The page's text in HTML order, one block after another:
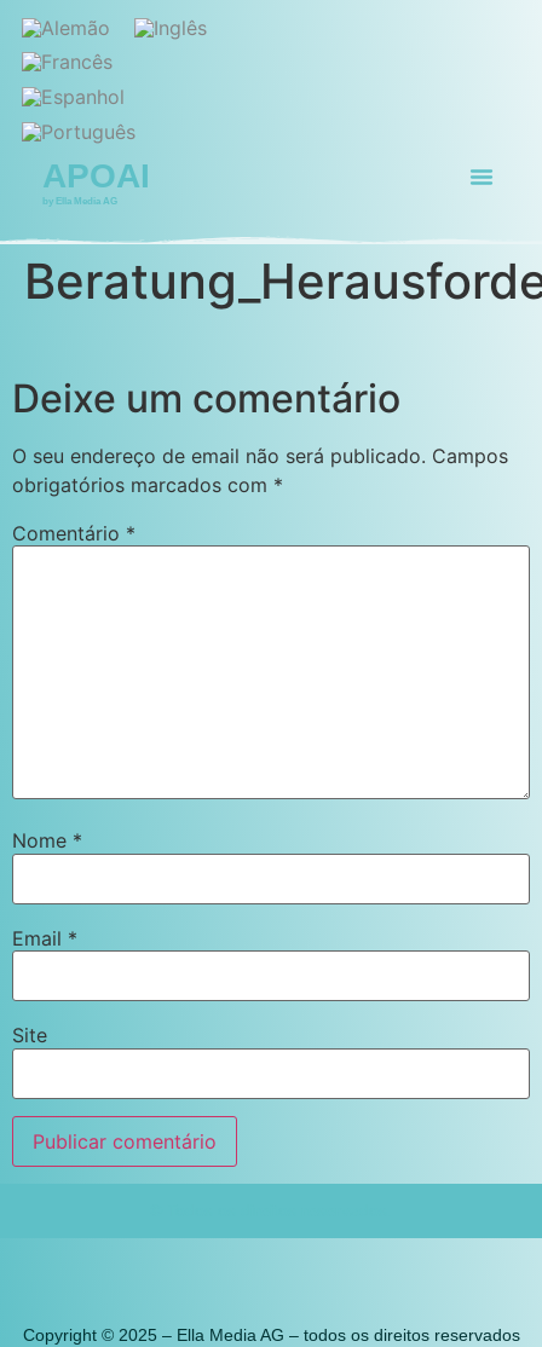
APOAI
by Ella Media AG
Deixe um comentário
O seu endereço de email não será publicado. Campos
obrigatórios marcados com *
Comentário *
Nome *
Email *
Site
Copyright © 2025 – Ella Media AG – todos os direitos reservados